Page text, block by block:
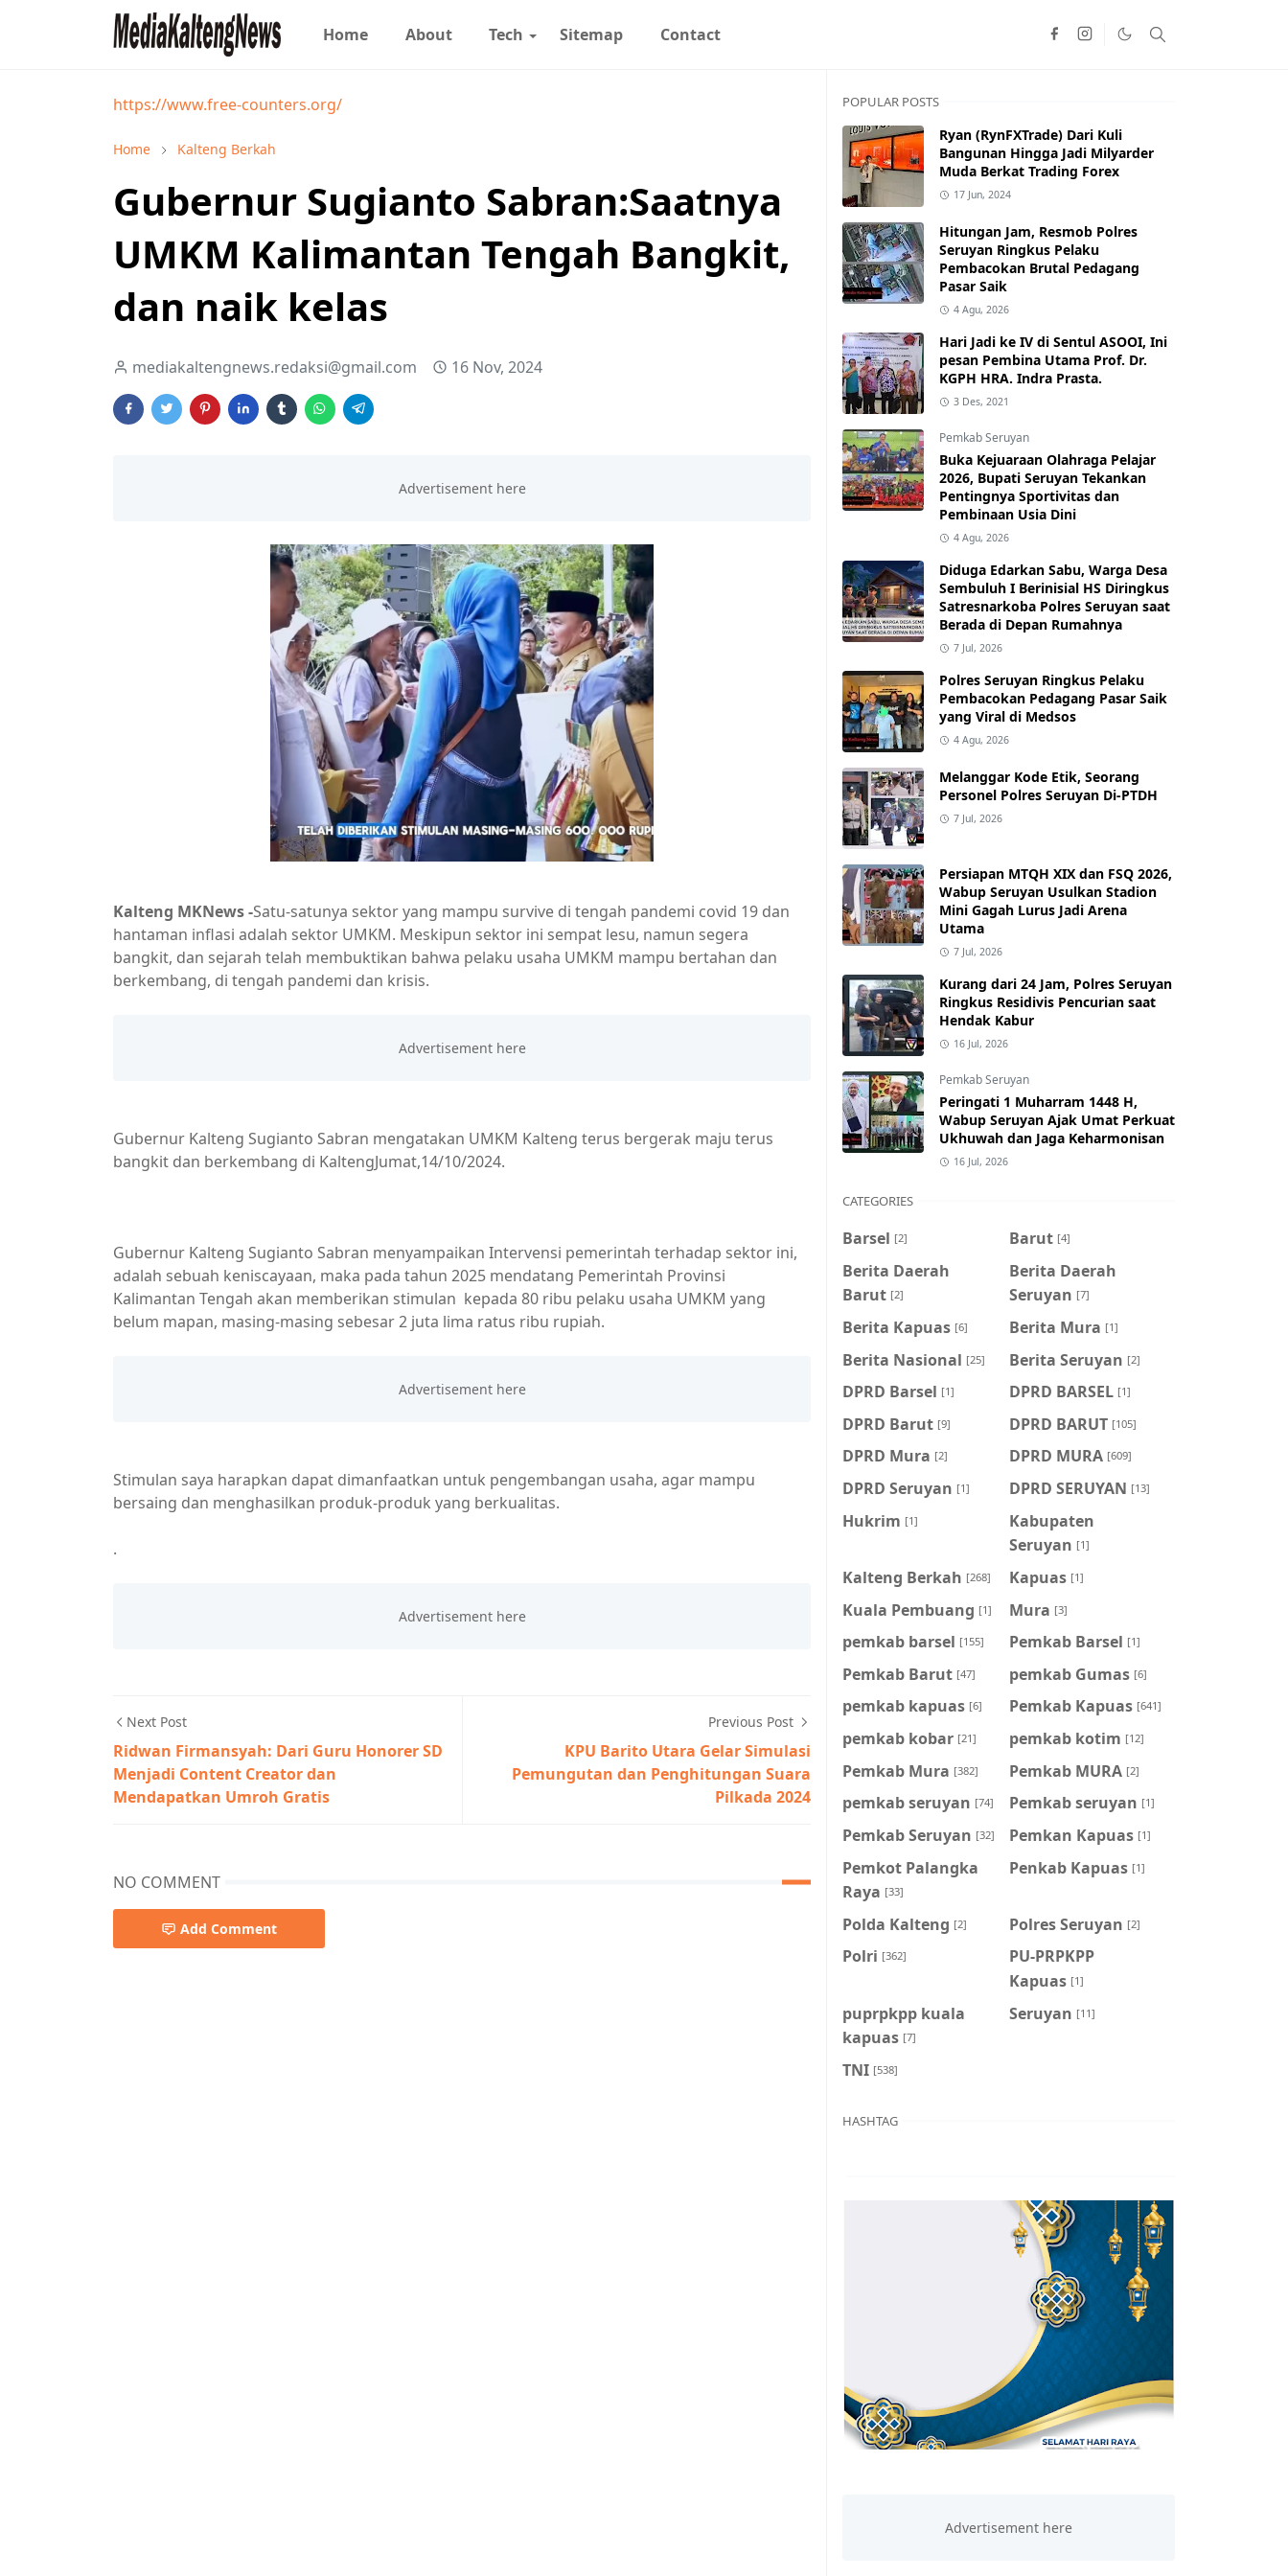
Home About Tech Sitemap Contact
https://www.free-counters.org/
Home Kalteng Berkah
Gubernur Sugianto Sabran:Saatnya
UMKM Kalimantan Tengah Bangkit,
dan naik kelas
mediakaltengnews.redaksi@gmail.com 16 Nov, 2024
Kalteng MKNews -Satu-satunya sektor yang mampu survive di tengah pandemi covid 19 dan
hantaman inflasi adalah sektor UMKM. Meskipun sektor ini sempat lesu, namun segera
bangkit, dan sejarah telah membuktikan bahwa pelaku usaha UMKM mampu bertahan dan
berkembang, di tengah pandemi dan krisis.
Gubernur Kalteng Sugianto Sabran mengatakan UMKM Kalteng terus bergerak maju terus
bangkit dan berkembang di KaltengJumat,14/10/2024.
Gubernur Kalteng Sugianto Sabran menyampaikan Intervensi pemerintah terhadap sektor ini,
adalah sebuah keniscayaan, maka pada tahun 2025 mendatang Pemerintah Provinsi
Kalimantan Tengah akan memberikan stimulan kepada 80 ribu pelaku usaha UMKM yang
belum mapan, masing-masing sebesar 2 juta lima ratus ribu rupiah.
Stimulan saya harapkan dapat dimanfaatkan untuk pengembangan usaha, agar mampu
bersaing dan menghasilkan produk-produk yang berkualitas.
.
Next Post
Ridwan Firmansyah: Dari Guru Honorer SD
Menjadi Content Creator dan
Mendapatkan Umroh Gratis
Previous Post
KPU Barito Utara Gelar Simulasi
Pemungutan dan Penghitungan Suara
Pilkada 2024
NO COMMENT
Add Comment
POPULAR POSTS
Ryan (RynFXTrade) Dari Kuli
Bangunan Hingga Jadi Milyarder
Muda Berkat Trading Forex
17 Jun, 2024
Hitungan Jam, Resmob Polres
Seruyan Ringkus Pelaku
Pembacokan Brutal Pedagang
Pasar Saik
4 Agu, 2026
Hari Jadi ke IV di Sentul ASOOI, Ini
pesan Pembina Utama Prof. Dr.
KGPH HRA. Indra Prasta.
3 Des, 2021
Pemkab Seruyan
Buka Kejuaraan Olahraga Pelajar
2026, Bupati Seruyan Tekankan
Pentingnya Sportivitas dan
Pembinaan Usia Dini
4 Agu, 2026
Diduga Edarkan Sabu, Warga Desa
Sembuluh I Berinisial HS Diringkus
Satresnarkoba Polres Seruyan saat
Berada di Depan Rumahnya
7 Jul, 2026
Polres Seruyan Ringkus Pelaku
Pembacokan Pedagang Pasar Saik
yang Viral di Medsos
4 Agu, 2026
Melanggar Kode Etik, Seorang
Personel Polres Seruyan Di-PTDH
7 Jul, 2026
Persiapan MTQH XIX dan FSQ 2026,
Wabup Seruyan Usulkan Stadion
Mini Gagah Lurus Jadi Arena
Utama
7 Jul, 2026
Kurang dari 24 Jam, Polres Seruyan
Ringkus Residivis Pencurian saat
Hendak Kabur
16 Jul, 2026
Pemkab Seruyan
Peringati 1 Muharram 1448 H,
Wabup Seruyan Ajak Umat Perkuat
Ukhuwah dan Jaga Keharmonisan
16 Jul, 2026
CATEGORIES
Barsel [2] Barut [4]
Berita Daerah
Barut [2]
Berita Daerah
Seruyan [7]
Berita Kapuas [6] Berita Mura [1]
Berita Nasional [25] Berita Seruyan [2]
DPRD Barsel [1] DPRD BARSEL [1]
DPRD Barut [9] DPRD BARUT [105]
DPRD Mura [2] DPRD MURA [609]
DPRD Seruyan [1] DPRD SERUYAN [13]
Hukrim [1]
Kabupaten
Seruyan [1]
Kalteng Berkah [268] Kapuas [1]
Kuala Pembuang [1] Mura [3]
pemkab barsel [155] Pemkab Barsel [1]
Pemkab Barut [47] pemkab Gumas [6]
pemkab kapuas [6] Pemkab Kapuas [641]
pemkab kobar [21] pemkab kotim [12]
Pemkab Mura [382] Pemkab MURA [2]
pemkab seruyan [74] Pemkab seruyan [1]
Pemkab Seruyan [32] Pemkan Kapuas [1]
Pemkot Palangka
Raya [33]
Penkab Kapuas [1]
Polda Kalteng [2] Polres Seruyan [2]
Polri [362]
PU-PRPKPP
Kapuas [1]
puprpkpp kuala
kapuas [7]
Seruyan [11]
TNI [538]
HASHTAG